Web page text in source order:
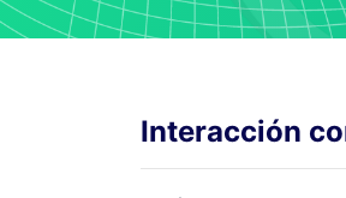
Interacción